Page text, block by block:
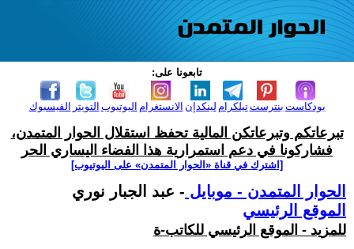
تابعونا على:
الفيسبوك التويتر اليوتيوب الانستغرام لينكدإن تيلكرامبنترست بودكاست
تبرعاتكم وتبرعاتكن المالية تحفظ استقلال الحوار المتمدن،
فشاركونا في دعم استمرارية هذا الفضاء اليساري الحر
[اشترك في قناة ‫«الحوار المتمدن» على اليوتيوب]
الحوار المتمدن - موبايل - عبد الجبار نوري
الموقع الرئيسي
للمزيد - الموقع الرئيسي للكاتب-ة